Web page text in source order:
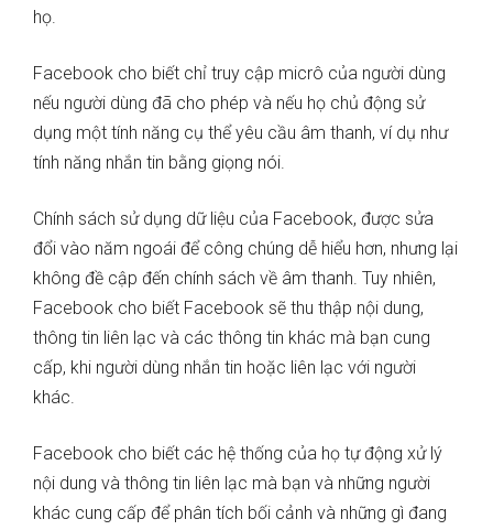
họ.
Facebook cho biết chỉ truy cập micrô của người dùng
nếu người dùng đã cho phép và nếu họ chủ động sử
dụng một tính năng cụ thể yêu cầu âm thanh, ví dụ như
tính năng nhắn tin bằng giọng nói.
Chính sách sử dụng dữ liệu của Facebook, được sửa
đổi vào năm ngoái để công chúng dễ hiểu hơn, nhưng lại
không đề cập đến chính sách về âm thanh. Tuy nhiên,
Facebook cho biết Facebook sẽ thu thập nội dung,
thông tin liên lạc và các thông tin khác mà bạn cung
cấp, khi người dùng nhắn tin hoặc liên lạc với người
khác.
Facebook cho biết các hệ thống của họ tự động xử lý
nội dung và thông tin liên lạc mà bạn và những người
khác cung cấp để phân tích bối cảnh và những gì đang